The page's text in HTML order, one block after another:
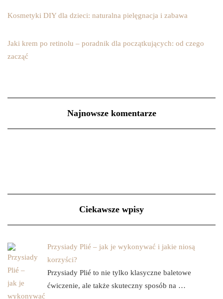
Kosmetyki DIY dla dzieci: naturalna pielęgnacja i zabawa
Jaki krem po retinolu – poradnik dla początkujących: od czego
zacząć
Najnowsze komentarze
Ciekawsze wpisy
Przysiady Plié – jak je wykonywać i jakie niosą
korzyści?
Przysiady Plié to nie tylko klasyczne baletowe
ćwiczenie, ale także skuteczny sposób na …